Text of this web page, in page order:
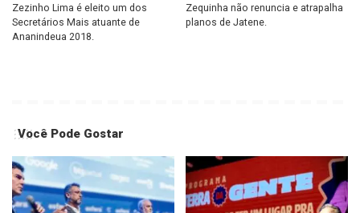
Zezinho Lima é eleito um dos
Secretários Mais atuante de
Ananindeua 2018.
Zequinha não renuncia e atrapalha
planos de Jatene.
Você Pode Gostar